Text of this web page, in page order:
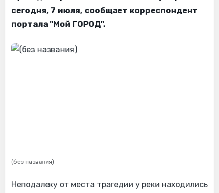
сегодня, 7 июля, сообщает корреспондент
портала "Мой ГОРОД".
(без названия)
Неподалеку от места трагедии у реки находились